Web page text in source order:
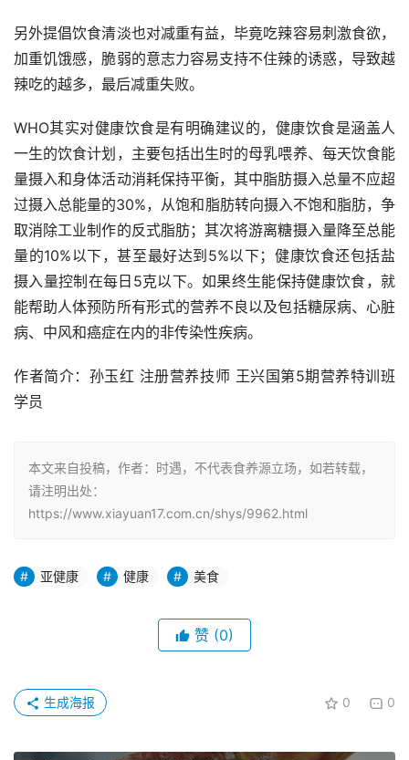
另外提倡饮食清淡也对减重有益，毕竟吃辣容易刺激食欲，
加重饥饿感，脆弱的意志力容易支持不住辣的诱惑，导致越
辣吃的越多，最后减重失败。
WHO其实对健康饮食是有明确建议的，健康饮食是涵盖人
一生的饮食计划，主要包括出生时的母乳喂养、每天饮食能
量摄入和身体活动消耗保持平衡，其中脂肪摄入总量不应超
过摄入总能量的30%，从饱和脂肪转向摄入不饱和脂肪，争
取消除工业制作的反式脂肪；其次将游离糖摄入量降至总能
量的10%以下，甚至最好达到5%以下；健康饮食还包括盐
摄入量控制在每日5克以下。如果终生能保持健康饮食，就
能帮助人体预防所有形式的营养不良以及包括糖尿病、心脏
病、中风和癌症在内的非传染性疾病。
作者简介：孙玉红 注册营养技师 王兴国第5期营养特训班
学员
本文来自投稿，作者：时遇，不代表食养源立场，如若转载，
请注明出处：
https://www.xiayuan17.com.cn/shys/9962.html
亚健康 健康 美食
赞 (0)
0 0
生成海报